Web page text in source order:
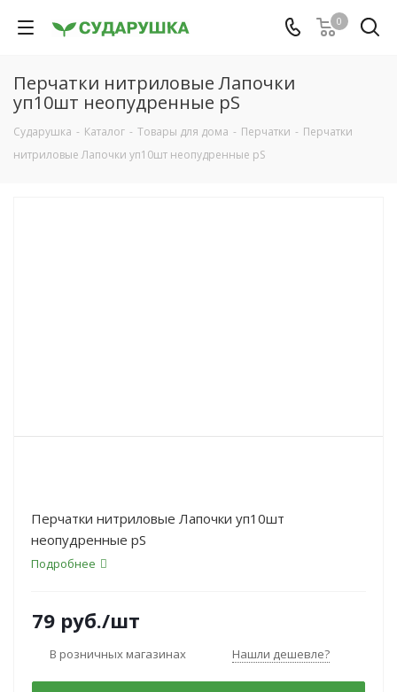
0
Перчатки нитриловые Лапочки
уп10шт неопудренные рS
Сударушка - Каталог - Товары для дома - Перчатки - Перчатки
нитриловые Лапочки уп10шт неопудренные рS
Перчатки нитриловые Лапочки уп10шт
неопудренные рS
Подробнее
79 руб./шт
В розничных магазинах Нашли дешевле?